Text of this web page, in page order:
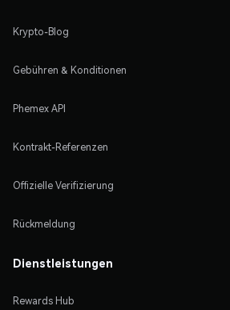
Krypto-Blog
Gebühren & Konditionen
Phemex API
Kontrakt-Referenzen
Offizielle Verifizierung
Rückmeldung
Dienstleistungen
Rewards Hub